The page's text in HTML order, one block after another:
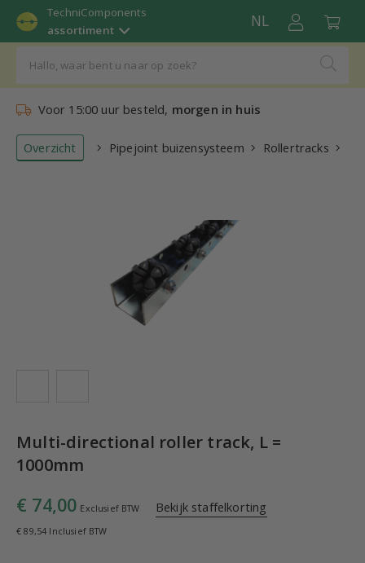
TechniComponents
assortiment
NL
Voor 15:00 uur besteld, morgen in huis
Overzicht Pipejoint buizensysteem Rollertracks
Multi-directional roller track, L =
1000mm
€ 74,00 Exclusief BTW Bekijk staffelkorting
€ 89,54 Inclusief BTW